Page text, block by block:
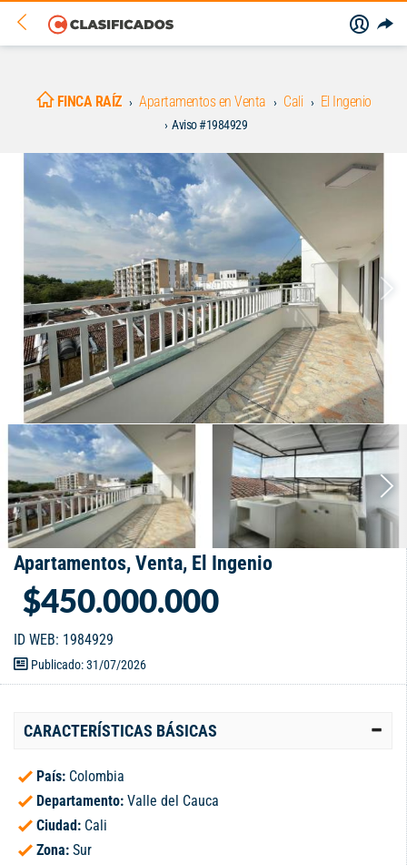
FINCA RAÍZ Apartamentos en Venta Cali El Ingenio
Aviso #1984929
Apartamentos, Venta, El Ingenio
$450.000.000
ID WEB: 1984929
Publicado: 31/07/2026
CARACTERÍSTICAS BÁSICAS
País: Colombia
Departamento: Valle del Cauca
Ciudad: Cali
Zona: Sur